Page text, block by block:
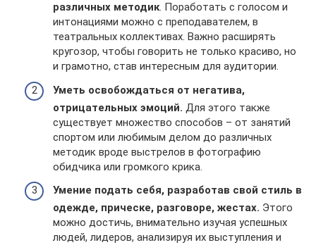
различных методик. Поработать с голосом и
интонациями можно с преподавателем, в
театральных коллективах. Важно расширять
кругозор, чтобы говорить не только красиво, но
и грамотно, став интересным для аудитории.
Уметь освобождаться от негатива,
отрицательных эмоций. Для этого также
существует множество способов – от занятий
спортом или любимым делом до различных
методик вроде выстрелов в фотографию
обидчика или громкого крика.
Умение подать себя, разработав свой стиль в
одежде, прическе, разговоре, жестах. Этого
можно достичь, внимательно изучая успешных
людей, лидеров, анализируя их выступления и